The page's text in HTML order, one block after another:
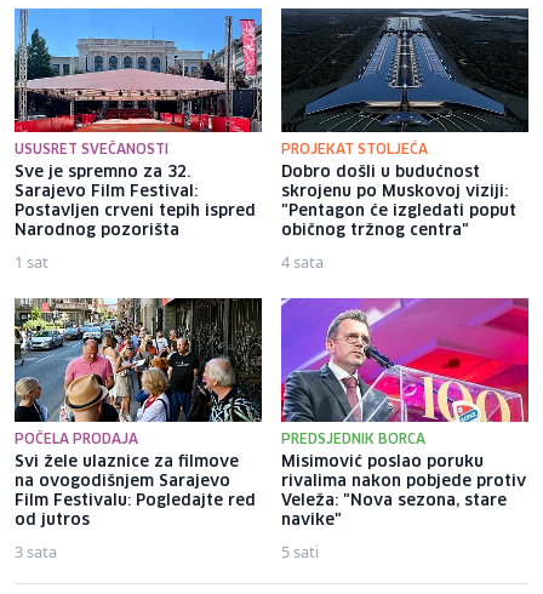
USUSRET SVEČANOSTI
Sve je spremno za 32.
Sarajevo Film Festival:
Postavljen crveni tepih ispred
Narodnog pozorišta
1 sat
PROJEKAT STOLJEĆA
Dobro došli u budućnost
skrojenu po Muskovoj viziji:
"Pentagon će izgledati poput
običnog tržnog centra"
4 sata
POČELA PRODAJA
Svi žele ulaznice za filmove
na ovogodišnjem Sarajevo
Film Festivalu: Pogledajte red
od jutros
3 sata
PREDSJEDNIK BORCA
Misimović poslao poruku
rivalima nakon pobjede protiv
Veleža: "Nova sezona, stare
navike"
5 sati